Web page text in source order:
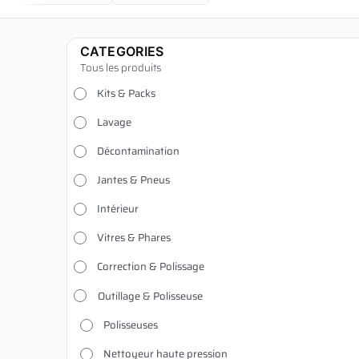
CATEGORIES
Tous les produits
Kits & Packs
Lavage
Décontamination
Jantes & Pneus
Intérieur
Vitres & Phares
Correction & Polissage
Outillage & Polisseuse
Polisseuses
Nettoyeur haute pression